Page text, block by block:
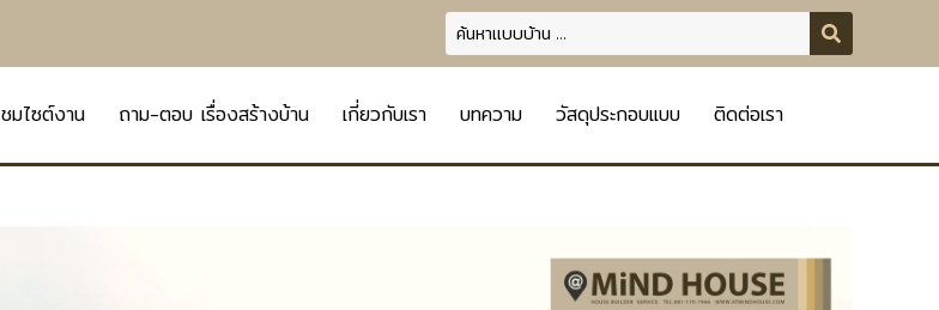
ชมไซต์งาน ถาม-ตอบ เรื่องสร้างบ้าน เกี่ยวกับเรา บทความ วัสดุประกอบแบบ ติดต่อเรา